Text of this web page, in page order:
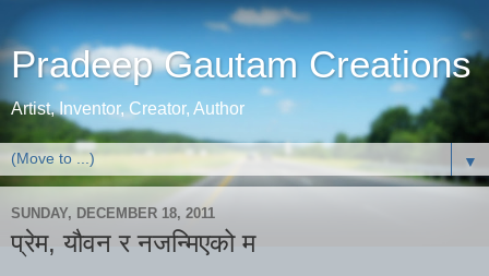
Pradeep Gautam Creations
Artist, Inventor, Creator, Author
▼
SUNDAY, DECEMBER 18, 2011
प्रेम, यौवन र नजन्मिएको म